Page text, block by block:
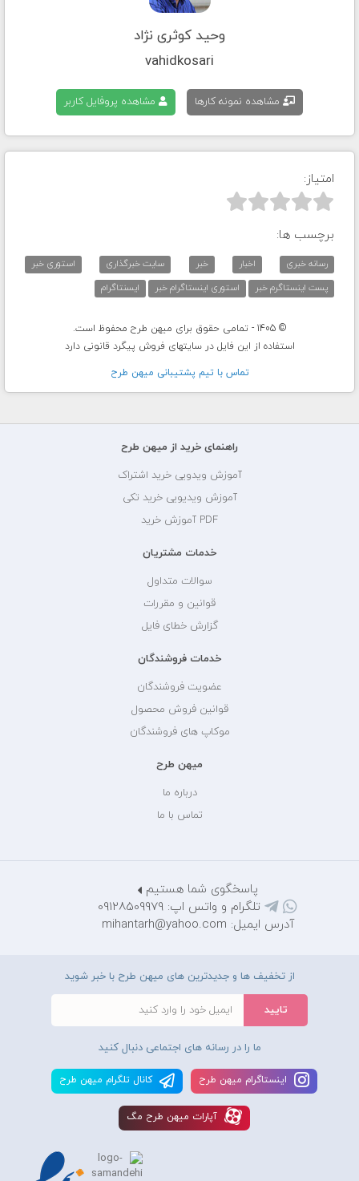
وحید کوثری نژاد
vahidkosari
مشاهده نمونه کارها مشاهده پروفایل کاربر
امتیاز:



برچسب ها:
رسانه خبری اخبار خبر سایت خبرگذاری
استوری خبر
پست اینستاگرم خبر
استوری اینستاگرام خبر ایسنتاگرام
© 1405 - تمامی حقوق برای میهن طرح محفوظ است.
استفاده از این فایل در سایتهای فروش پیگرد قانونی دارد
تماس با تيم پشتيبانی ميهن طرح
راهنمای خرید از میهن طرح
آموزش ویدویی خرید اشتراک
آموزش ویدیویی خرید تکی
PDF آموزش خرید
خدمات مشتریان
سوالات متداول
قوانین و مقررات
گزارش خطای فایل
خدمات فروشندگان
عضویت فروشندگان
قوانین فروش محصول
موکاپ های فروشندگان
میهن طرح
درباره ما
تماس با ما
پاسخگوی شما هستیم
تلگرام و واتس اپ: 09128509979
آدرس ایمیل: mihantarh@yahoo.com
از تخفیف ها و جدیدترین های میهن طرح با خبر شوید
ما را در رسانه های اجتماعی دنبال کنید
اينستاگرام ميهن طرح کانال تلگرام ميهن طرح
آپارات ميهن طرح مگ